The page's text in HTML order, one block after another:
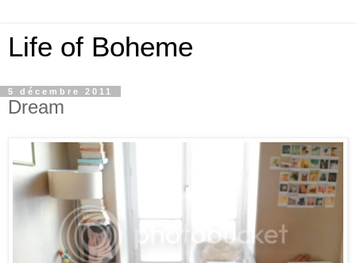
Life of Boheme
5 décembre 2011
Dream